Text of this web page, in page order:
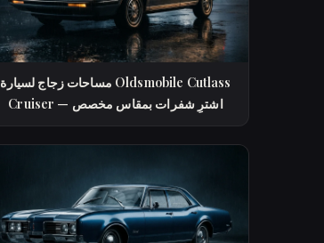
مساحات زجاج لسيارة Oldsmobile Cutlass
Cruiser — اشترِ شفرات بمقاس مخصص